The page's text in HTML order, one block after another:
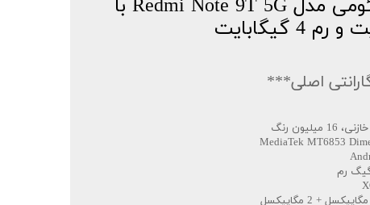
گوشی موبایل شیائومی مدل Redmi Note 9T 5G با
اصلی***